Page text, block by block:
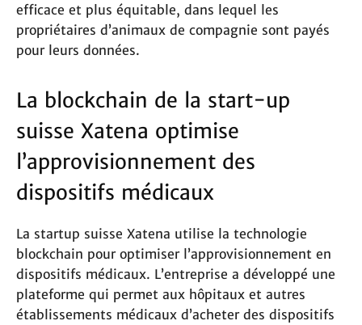
efficace et plus équitable, dans lequel les
propriétaires d’animaux de compagnie sont payés
pour leurs données.
La blockchain de la start-up
suisse Xatena optimise
l’approvisionnement des
dispositifs médicaux
La startup suisse Xatena utilise la technologie
blockchain pour optimiser l’approvisionnement en
dispositifs médicaux. L’entreprise a développé une
plateforme qui permet aux hôpitaux et autres
établissements médicaux d’acheter des dispositifs